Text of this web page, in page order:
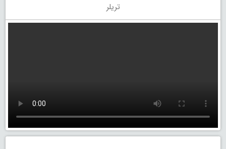
تریلر